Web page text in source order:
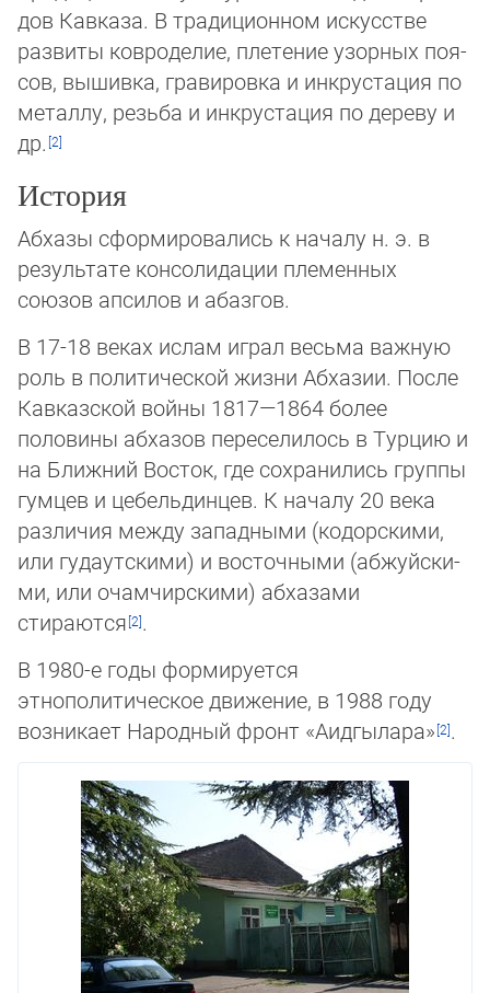
дов Кав­ка­за. В тра­диционном ис­кус­ст­ве
раз­ви­ты ков­ро­де­лие, пле­те­ние узор­ных поя­
сов, вы­шив­ка, гра­ви­ров­ка и ин­кру­ста­ция по
ме­тал­лу, резь­ба и ин­кру­ста­ция по де­ре­ву и
др.
История
Абхазы сформировались к началу н. э. в
результате консолидации племенных
союзов апсилов и абазгов.
В 17-18 веках ислам играл весьма важную
роль в политической жизни Абхазии. После
Кавказской войны 1817—1864 более
половины абхазов переселилось в Турцию и
на Ближний Восток, где сохранились группы
гумцев и цебельдинцев. К началу 20 века
различия между западными (кодорскими,
или гудаутскими) и восточными (аб­жуй­ски­
ми, или очамчирскими) абхазами
стираются
.
В 1980-е годы формируется
этнополитическое движение, в 1988 году
возникает На­род­ный фронт «Аидгылара»
.